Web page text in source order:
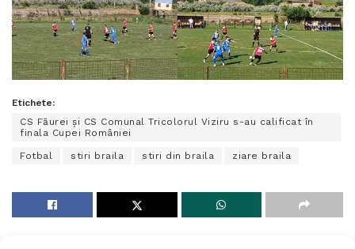
Etichete:
CS Făurei și CS Comunal Tricolorul Viziru s-au calificat în
finala Cupei României
Fotbal stiri braila stiri din braila ziare braila